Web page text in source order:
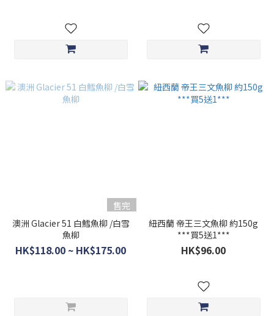
售完
澳洲 Glacier 51 白鱈魚柳 /白雪
魚柳
HK$118.00 ~ HK$175.00
紐西蘭 帝王三文魚柳 約150g
***買5送1***
HK$96.00